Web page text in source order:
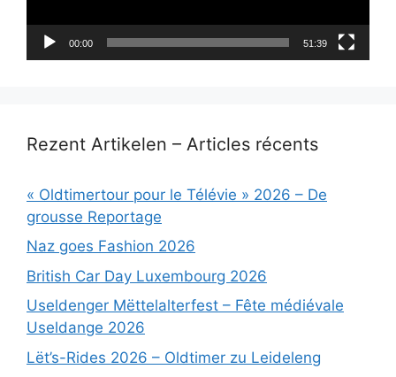
00:00 51:39
Rezent Artikelen – Articles récents
« Oldtimertour pour le Télévie » 2026 – De
grousse Reportage
Naz goes Fashion 2026
British Car Day Luxembourg 2026
Useldenger Mëttelalterfest – Fête médiévale
Useldange 2026
Lët’s-Rides 2026 – Oldtimer zu Leideleng